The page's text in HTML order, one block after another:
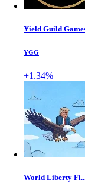
Yield Guild
YGG
+1.34%
World Liberty